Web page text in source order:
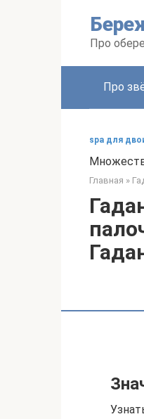
Про
Про
spa для
Главная »